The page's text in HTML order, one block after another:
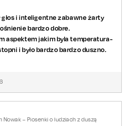
i inteligentne zabawne żarty
bardzo dobre.
aspektem jakim byla temperatura-
i było bardzo bardzo duszno.
– Piosenki o ludziach z duszą